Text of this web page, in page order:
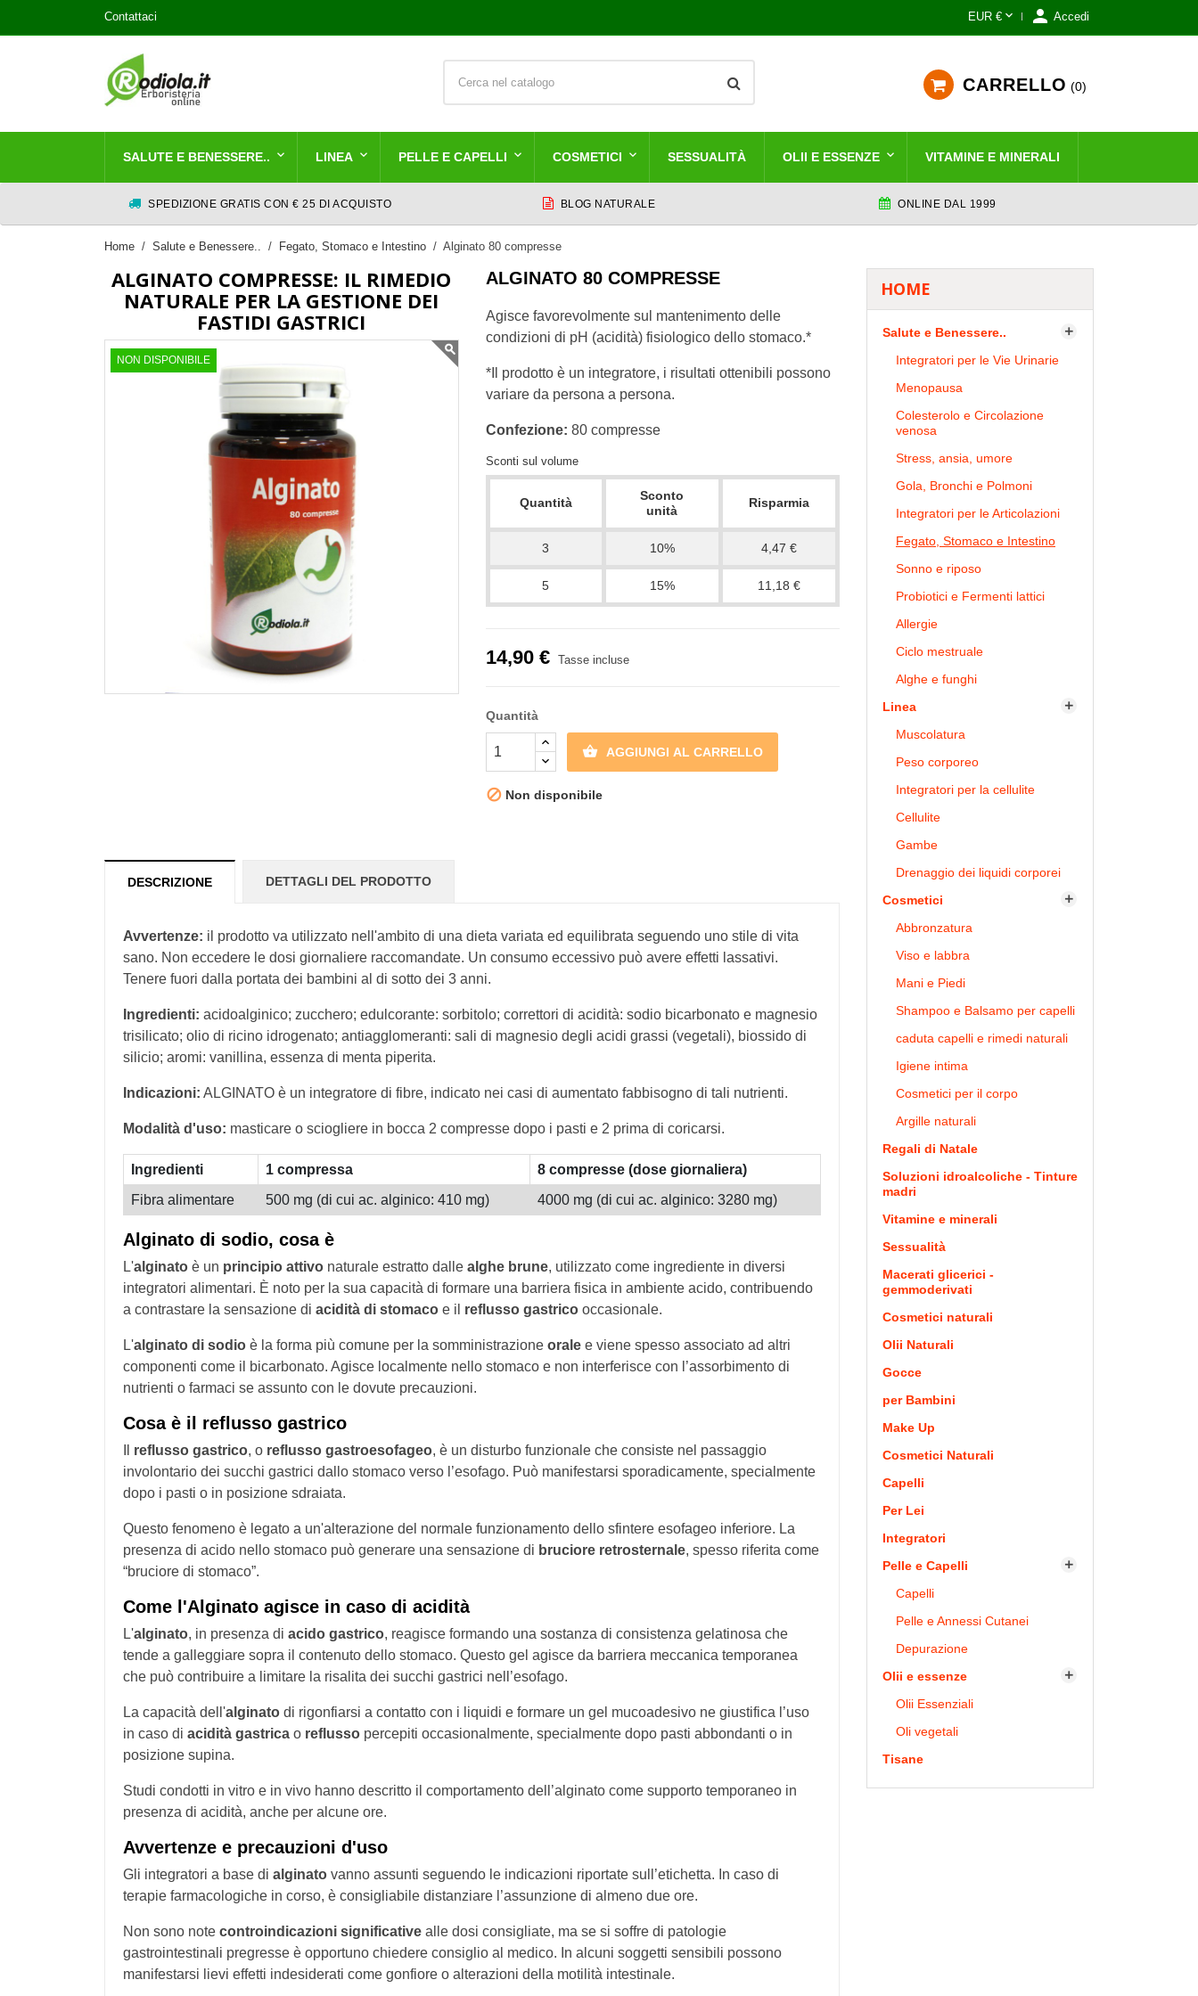
Contattaci EUR €  Accedi
CARRELLO 0
SALUTE E BENESSERE.. LINEA PELLE E CAPELLI COSMETICI SESSUALITÀ OLII E ESSENZE VITAMINE E MINERALI
SPEDIZIONE GRATIS CON € 25 DI ACQUISTO BLOG NATURALE ONLINE DAL 1999
Home Salute e Benessere.. Fegato, Stomaco e Intestino Alginato 80 compresse
HOME
Salute e Benessere.. 
Integratori per le Vie Urinarie
Menopausa
Colesterolo e Circolazione
venosa
Stress, ansia, umore
Gola, Bronchi e Polmoni
Integratori per le Articolazioni
Fegato, Stomaco e Intestino
Sonno e riposo
Probiotici e Fermenti lattici
Allergie
Ciclo mestruale
Alghe e funghi
Linea

Muscolatura
Peso corporeo
Integratori per la cellulite
Cellulite
Gambe
Drenaggio dei liquidi corporei
Cosmetici

Abbronzatura
Viso e labbra
Mani e Piedi
Shampoo e Balsamo per capelli
caduta capelli e rimedi naturali
Igiene intima
Cosmetici per il corpo
Argille naturali
Regali di Natale
Soluzioni idroalcoliche - Tinture
madri
Vitamine e minerali
Sessualità
Macerati glicerici -
gemmoderivati
Cosmetici naturali
Olii Naturali
Gocce
per Bambini
Make Up
Cosmetici Naturali
Capelli
Per Lei
Integratori
Pelle e Capelli

Capelli
Pelle e Annessi Cutanei
Depurazione
Olii e essenze

Olii Essenziali
Oli vegetali
Tisane
ALGINATO COMPRESSE: IL RIMEDIO
NATURALE PER LA GESTIONE DEI
FASTIDI GASTRICI
NON DISPONIBILE
ALGINATO 80 COMPRESSE
Agisce favorevolmente sul mantenimento delle
condizioni di pH (acidità) fisiologico dello stomaco.*
*Il prodotto è un integratore, i risultati ottenibili possono
variare da persona a persona.
Confezione: 80 compresse
Sconti sul volume
Quantità
Sconto
unità
Risparmia
3 10% 4,47 €
5 15% 11,18 €
14,90 € Tasse incluse
Quantità
 AGGIUNGI AL CARRELLO
 Non disponibile
DESCRIZIONE DETTAGLI DEL PRODOTTO
Avvertenze: il prodotto va utilizzato nell'ambito di una dieta variata ed equilibrata seguendo uno stile di vita
sano. Non eccedere le dosi giornaliere raccomandate. Un consumo eccessivo può avere effetti lassativi.
Tenere fuori dalla portata dei bambini al di sotto dei 3 anni.
Ingredienti: acidoalginico; zucchero; edulcorante: sorbitolo; correttori di acidità: sodio bicarbonato e magnesio
trisilicato; olio di ricino idrogenato; antiagglomeranti: sali di magnesio degli acidi grassi (vegetali), biossido di
silicio; aromi: vanillina, essenza di menta piperita.
Indicazioni: ALGINATO è un integratore di fibre, indicato nei casi di aumentato fabbisogno di tali nutrienti.
Modalità d'uso: masticare o sciogliere in bocca 2 compresse dopo i pasti e 2 prima di coricarsi.
Ingredienti 1 compressa
8 compresse (dose giornaliera)
Fibra alimentare
500 mg (di cui ac. alginico: 410 mg) 4000 mg (di cui ac. alginico: 3280 mg)
Alginato di sodio, cosa è
L'alginato è un principio attivo naturale estratto dalle alghe brune, utilizzato come ingrediente in diversi
integratori alimentari. È noto per la sua capacità di formare una barriera fisica in ambiente acido, contribuendo
a contrastare la sensazione di acidità di stomaco e il reflusso gastrico occasionale.
L'alginato di sodio è la forma più comune per la somministrazione orale e viene spesso associato ad altri
componenti come il bicarbonato. Agisce localmente nello stomaco e non interferisce con l’assorbimento di
nutrienti o farmaci se assunto con le dovute precauzioni.
Cosa è il reflusso gastrico
reflusso gastrico, o reflusso gastroesofageo, è un disturbo funzionale che consiste nel passaggio
involontario dei succhi gastrici dallo stomaco verso l’esofago. Può manifestarsi sporadicamente, specialmente
dopo i pasti o in posizione sdraiata.
Questo fenomeno è legato a un'alterazione del normale funzionamento dello sfintere esofageo inferiore. La
presenza di acido nello stomaco può generare una sensazione di bruciore retrosternale, spesso riferita come
“bruciore di stomaco”.
Come l'Alginato agisce in caso di acidità
L'alginato, in presenza di acido gastrico, reagisce formando una sostanza di consistenza gelatinosa che
tende a galleggiare sopra il contenuto dello stomaco. Questo gel agisce da barriera meccanica temporanea
che può contribuire a limitare la risalita dei succhi gastrici nell’esofago.
La capacità dell'alginato di rigonfiarsi a contatto con i liquidi e formare un gel mucoadesivo ne giustifica l’uso
in caso di acidità gastrica o reflusso percepiti occasionalmente, specialmente dopo pasti abbondanti o in
posizione supina.
Studi condotti in vitro e in vivo hanno descritto il comportamento dell’alginato come supporto temporaneo in
presenza di acidità, anche per alcune ore.
Avvertenze e precauzioni d'uso
Gli integratori a base di alginato vanno assunti seguendo le indicazioni riportate sull’etichetta. In caso di
terapie farmacologiche in corso, è consigliabile distanziare l’assunzione di almeno due ore.
Non sono note controindicazioni significative alle dosi consigliate, ma se si soffre di patologie
gastrointestinali pregresse è opportuno chiedere consiglio al medico. In alcuni soggetti sensibili possono
manifestarsi lievi effetti indesiderati come gonfiore o alterazioni della motilità intestinale.